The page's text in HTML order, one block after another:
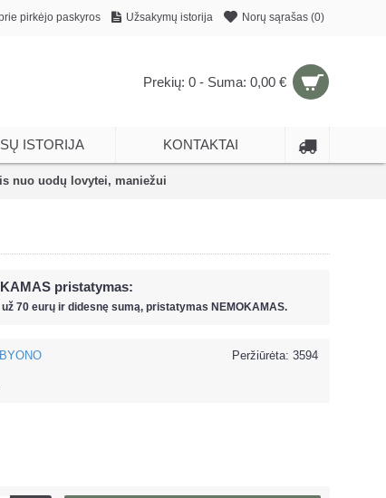
pirkėjo paskyros Užsakymų istorija Norų sąrašas (0)
Prekių: 0 - Suma: 0,00 €
ISTORIJA KONTAKTAI
nuo uodų lovytei, maniežui
pristatymas:
70 eurų ir didesnę sumą, pristatymas NEMOKAMAS.
Peržiūrėta: 3594